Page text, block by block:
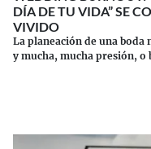
DÍA DE TU VIDA” SE
VIVIDO
La planeación de una boda
y mucha, mucha presión, o